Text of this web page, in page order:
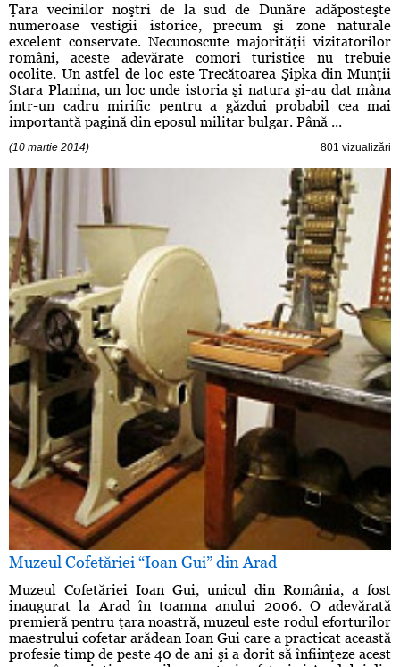
Ţara vecinilor noştri de la sud de Dunăre adăposteşte
numeroase vestigii istorice, precum şi zone naturale
excelent conservate. Necunoscute majorităţii vizitatorilor
români, aceste adevărate comori turistice nu trebuie
ocolite. Un astfel de loc este Trecătoarea Şipka din Munţii
Stara Planina, un loc unde istoria şi natura şi-au dat mâna
într-un cadru mirific pentru a găzdui probabil cea mai
importantă pagină din eposul militar bulgar. Până ...
(10 martie 2014) 801 vizualizări
Muzeul Cofetăriei “Ioan Gui” din Arad
Muzeul Cofetăriei Ioan Gui, unicul din România, a fost
inaugurat la Arad în toamna anului 2006. O adevărată
premieră pentru ţara noastră, muzeul este rodul eforturilor
maestrului cofetar arădean Ioan Gui care a practicat această
profesie timp de peste 40 de ani şi a dorit să înfiinţeze acest